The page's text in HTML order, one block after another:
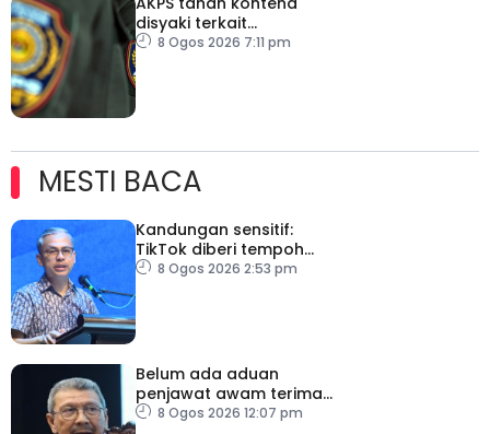
disyaki terkait
penghantaran ke Israel
8 Ogos 2026 7:11 pm
MESTI BACA
Kandungan sensitif:
TikTok diberi tempoh
perkukuh sistem
8 Ogos 2026 2:53 pm
Belum ada aduan
penjawat awam terima
tekanan daripada ahli
8 Ogos 2026 12:07 pm